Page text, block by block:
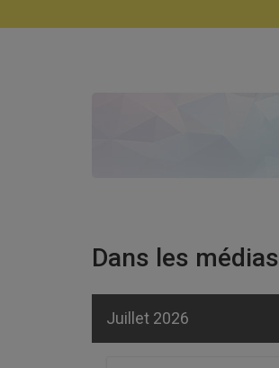
Dans les médias
Juillet 2026